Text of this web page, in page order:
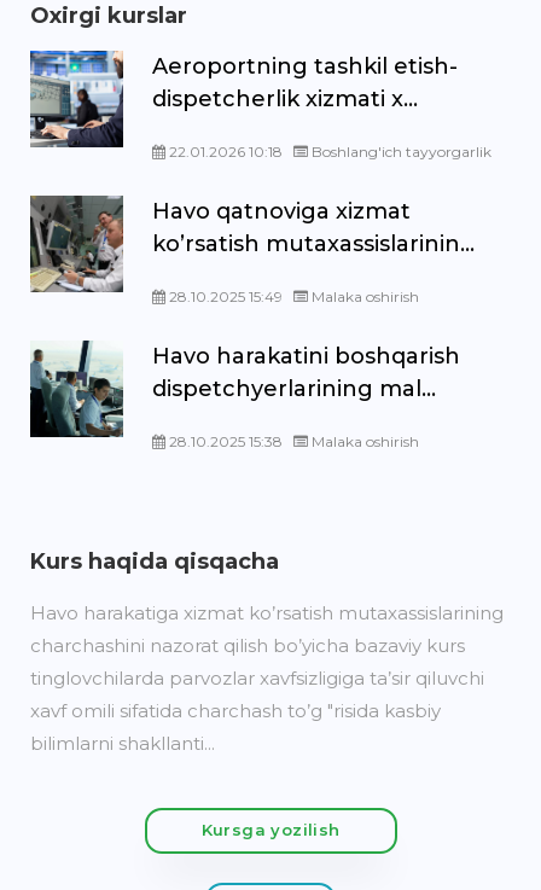
Oxirgi kurslar
Aeroportning tashkil etish-
dispetcherlik xizmati x...
22.01.2026 10:18 Boshlang'ich tayyorgarlik
Havo qatnoviga xizmat
ko’rsatish mutaxassislarinin...
28.10.2025 15:49 Malaka oshirish
Havo harakatini boshqarish
dispetchyerlarining mal...
28.10.2025 15:38 Malaka oshirish
Kurs haqida qisqacha
Havo harakatiga xizmat ko’rsatish mutaxassislarining
charchashini nazorat qilish bo’yicha bazaviy kurs
tinglovchilarda parvozlar xavfsizligiga ta’sir qiluvchi
xavf omili sifatida charchash to’g "risida kasbiy
bilimlarni shakllanti...
Kursga yozilish